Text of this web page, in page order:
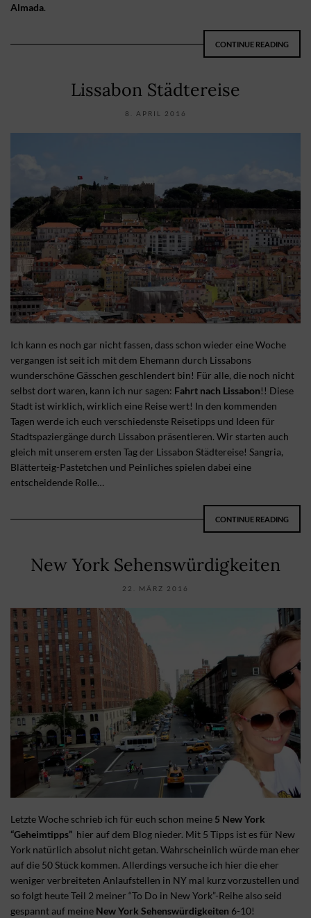
Almada.
CONTINUE READING
Lissabon Städtereise
8. APRIL 2016
Ich kann es noch gar nicht fassen, dass schon wieder eine Woche
vergangen ist seit ich mit dem Ehemann durch Lissabons
wunderschöne Gässchen geschlendert bin! Für alle, die noch nicht
selbst dort waren, kann ich nur sagen: Fahrt nach Lissabon!! Diese
Stadt ist wirklich, wirklich eine Reise wert! In den kommenden
Tagen werde ich euch verschiedenste Reisetipps und Ideen für
Stadtspaziergänge durch Lissabon präsentieren. Wir starten auch
gleich mit unserem ersten Tag der Lissabon Städtereise! Sangria,
Blätterteig-Pastetchen und Peinliches spielen dabei eine
entscheidende Rolle…
CONTINUE READING
New York Sehenswürdigkeiten
22. MÄRZ 2016
Letzte Woche schrieb ich für euch schon meine 5 New York
“Geheimtipps” hier auf dem Blog nieder. Mit 5 Tipps ist es für New
York natürlich absolut nicht getan. Wahrscheinlich würde man eher
auf die 50 Stück kommen. Allerdings versuche ich hier die eher
weniger verbreiteten Anlaufstellen in NY mal kurz vorzustellen und
so folgt heute Teil 2 meiner “To Do in New York”-Reihe also seid
gespannt auf meine New York Sehenswürdigkeiten 6-10!